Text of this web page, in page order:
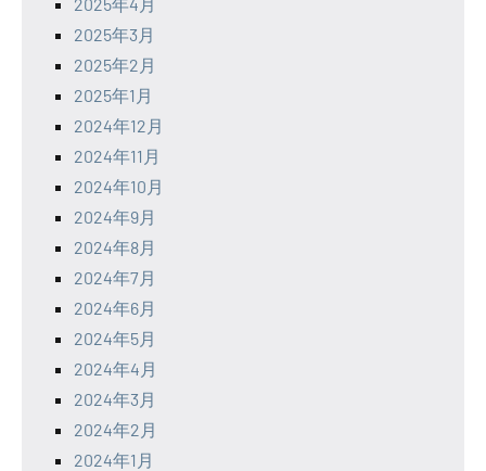
2025年3月
2025年2月
2025年1月
2024年12月
2024年11月
2024年10月
2024年9月
2024年8月
2024年7月
2024年6月
2024年5月
2024年4月
2024年3月
2024年2月
2024年1月